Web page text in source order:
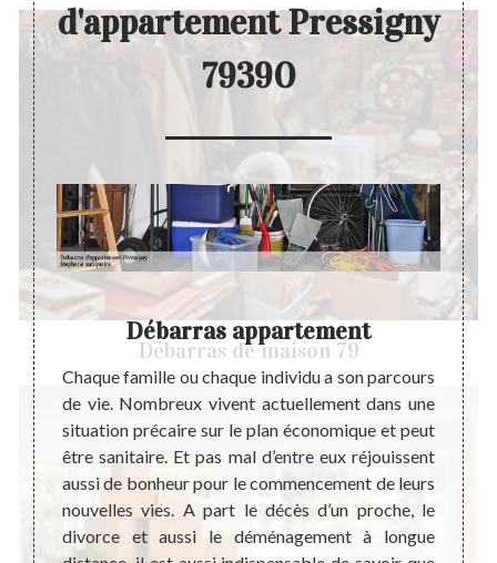
Débarras de maison 79
d'appartement Pressigny
79390
en
côté
Débarras appartement
Chaque famille ou chaque individu a son parcours
de vie. Nombreux vivent actuellement dans une
situation précaire sur le plan économique et peut
être sanitaire. Et pas mal d’entre eux réjouissent
aussi de bonheur pour le commencement de leurs
nouvelles vies. A part le décès d’un proche, le
divorce et aussi le déménagement à longue
peut